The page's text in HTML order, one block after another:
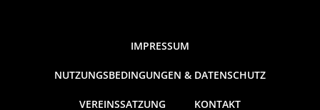
IMPRESSUM
NUTZUNGSBEDINGUNGEN & DATENSCHUTZ
VEREINSSATZUNG KONTAKT